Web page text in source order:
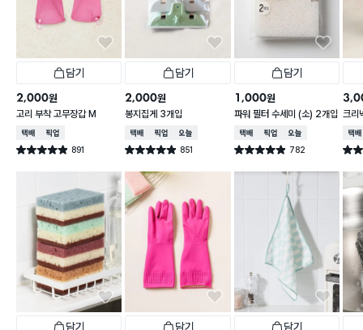
담기
2,000원
고리 부착 고무장갑 M
택배배송매장픽업
별점 4.9점 891
건 작성
담기
2,000원
봉지집게 3개입
택배배송매장픽업오늘배송
별점 4.9점 851
건 작성
담기
1,000원
파워 필터 수세미 (소) 2개입
택배배송매장픽업오늘배송
별점 4.9점 782
건 작성
크리
주
택배
별점
담기 담기 담기